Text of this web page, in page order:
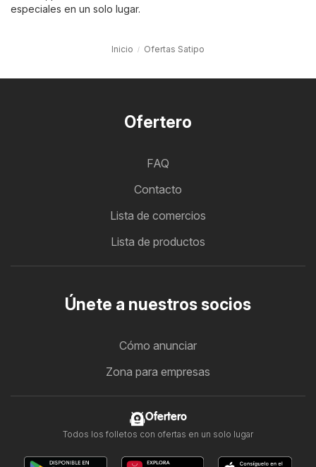
especiales en un solo lugar.
Inicio Ofertas Satipo
Ofertero
FAQ
Contacto
Lista de comercios
Lista de productos
Únete a nuestros socios
Cómo anunciar
Zona para empresas
Ofertero
Todos los folletos con ofertas en un solo lugar